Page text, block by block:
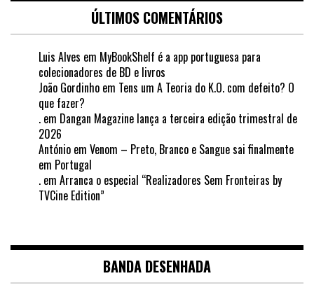
ÚLTIMOS COMENTÁRIOS
Luis Alves em MyBookShelf é a app portuguesa para
colecionadores de BD e livros
João Gordinho em Tens um A Teoria do K.O. com defeito? O
que fazer?
. em Dangan Magazine lança a terceira edição trimestral de
2026
António em Venom – Preto, Branco e Sangue sai finalmente
em Portugal
. em Arranca o especial “Realizadores Sem Fronteiras by
TVCine Edition”
BANDA DESENHADA